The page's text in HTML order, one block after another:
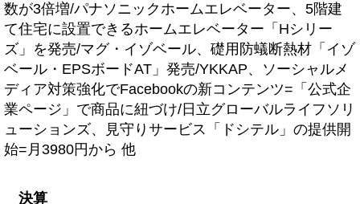
数が3倍増/パナソニックホームエレベーター、5階建
て住宅に設置できるホームエレベーター「Hシリー
ズ」を発売/マグ・イゾベール、礎用防蟻断熱材「イゾ
ベール・EPSボードAT」発売/YKKAP、ソーシャルメ
ディア対策強化でFacebookの新コンテンツ=「公式企
業ページ」で商品に紐づけ/日立グローバルライフソリ
ューションズ、見守りサービス「ドシテル」の提供開
始=月3980円から 他
決算